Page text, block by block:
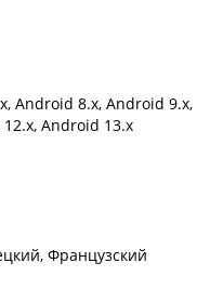
Android 8.x, Android 9.x,
Android 13.x
Французский